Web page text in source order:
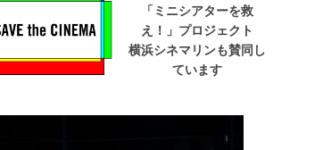
「ミニシアターを救
え！」プロジェクト
横浜シネマリンも賛同し
ています